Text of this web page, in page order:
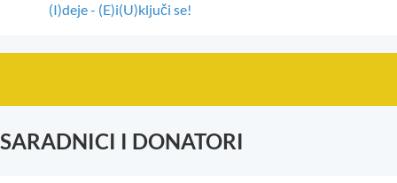
(I)deje - (E)i(U)ključi se!
SARADNICI I DONATORI